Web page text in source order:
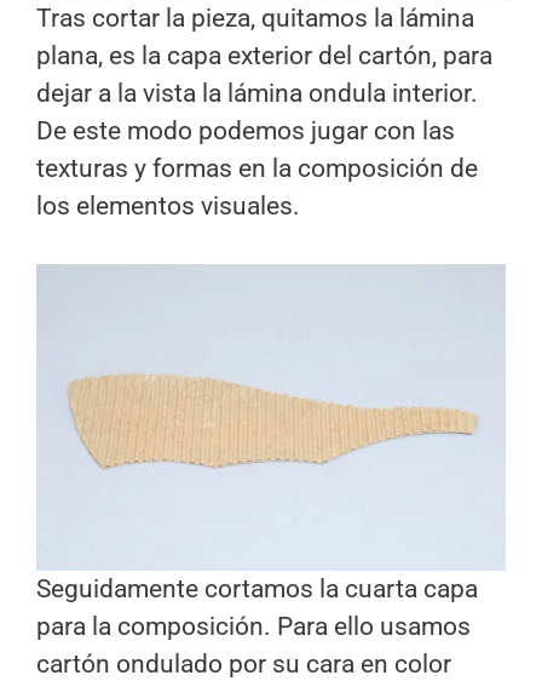
Tras cortar la pieza, quitamos la lámina
plana, es la capa exterior del cartón, para
dejar a la vista la lámina ondula interior.
De este modo podemos jugar con las
texturas y formas en la composición de
los elementos visuales.
Seguidamente cortamos la cuarta capa
para la composición. Para ello usamos
cartón ondulado por su cara en color